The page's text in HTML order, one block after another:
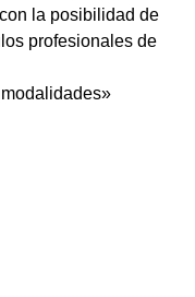
la posibilidad de
profesionales de